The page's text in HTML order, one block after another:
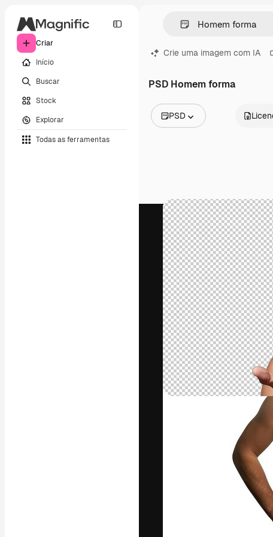
Criar
Início
Buscar
Stock
Explorar
Todas as ferramentas
Crie uma imagem com IA
PSD Homem forma
PSD
Vídeos
Clipes de vídeo
Animações
Modelos de vídeos
Ícones
Modelos 3D
Fontes
A plataforma
seu melhor
assinantes
agências e
Português
Copyright © 2010-